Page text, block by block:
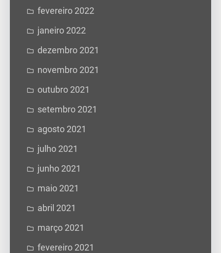
fevereiro 2022
janeiro 2022
dezembro 2021
novembro 2021
outubro 2021
setembro 2021
agosto 2021
julho 2021
junho 2021
maio 2021
abril 2021
março 2021
fevereiro 2021